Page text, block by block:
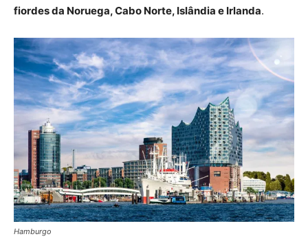
fiordes da Noruega, Cabo Norte, Islândia e Irlanda.
Hamburgo